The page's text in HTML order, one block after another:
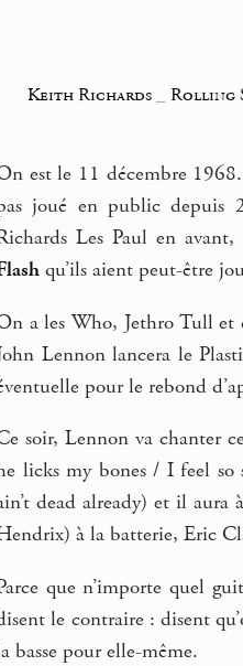
Keith Richards_ Rolling
est le 11 décembre
joué en public depuis
Les Paul en
qu’ils aient peut-être
a les Who, Jethro Tull et
Lennon lancera le
pour le rebond
soir, Lennon va chanter
licks my bones / I feel
dead already) et il
à la batterie, Eric
que n’importe quel
le contraire : disent
basse pour elle-même.